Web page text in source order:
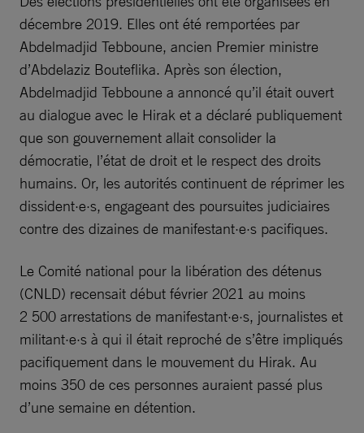
décembre 2019. Elles ont été remportées par
Abdelmadjid Tebboune, ancien Premier ministre
d’Abdelaziz Bouteflika. Après son élection,
Abdelmadjid Tebboune a annoncé qu’il était ouvert
au dialogue avec le Hirak et a déclaré publiquement
que son gouvernement allait consolider la
démocratie, l’état de droit et le respect des droits
humains. Or, les autorités continuent de réprimer les
dissident·e·s, engageant des poursuites judiciaires
contre des dizaines de manifestant·e·s pacifiques.
Le Comité national pour la libération des détenus
(CNLD) recensait début février 2021 au moins
2 500 arrestations de manifestant·e·s, journalistes et
militant·e·s à qui il était reproché de s’être impliqués
pacifiquement dans le mouvement du Hirak. Au
moins 350 de ces personnes auraient passé plus
d’une semaine en détention.